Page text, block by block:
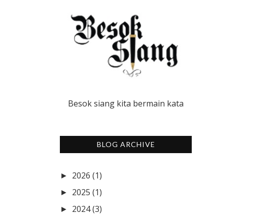
Besok siang kita bermain kata
BLOG ARCHIVE
► 2026 (1)
► 2025 (1)
► 2024(3)